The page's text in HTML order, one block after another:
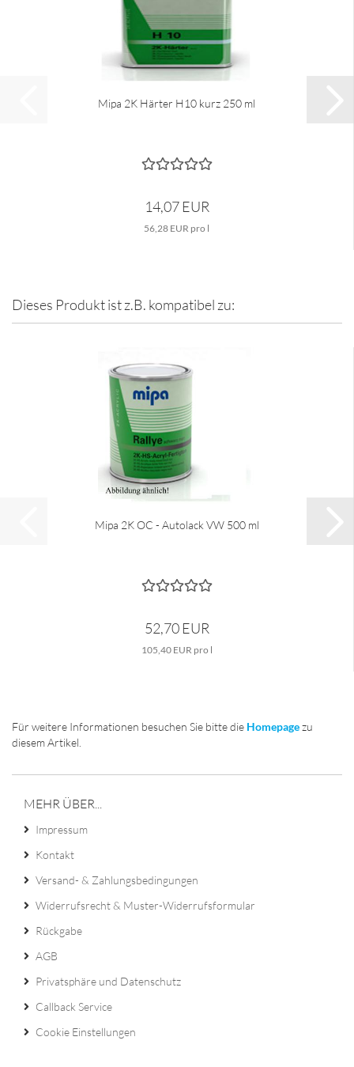
Mipa 2K Härter H10 kurz 250 ml
14,07 EUR
56,28 EUR pro l
Dieses Produkt ist z.B. kompatibel zu:
Mipa 2K OC - Autolack VW 500 ml
52,70 EUR
105,40 EUR pro l
Für weitere Informationen besuchen Sie bitte die Homepagezu
diesem Artikel.
MEHR ÜBER...
Impressum
Kontakt
Versand- & Zahlungsbedingungen
Widerrufsrecht & Muster-Widerrufsformular
Rückgabe
AGB
Privatsphäre und Datenschutz
Callback Service
Cookie Einstellungen